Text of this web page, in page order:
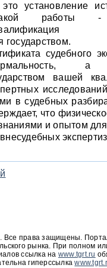
установление
работы -
государством.
судебного
а
вашей
в судебных
что
и опытом
Все права защищены.
рынка. При полном
ссылка на www.tgrt.ru
гиперссылка